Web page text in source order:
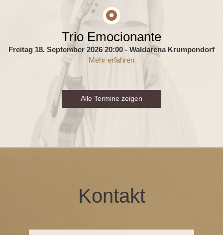
Trio Emocionante
Freitag 18. September 2026 20:00 - Waldarena Krumpendorf
Mehr erfahren
Alle Termine zeigen
Kontakt